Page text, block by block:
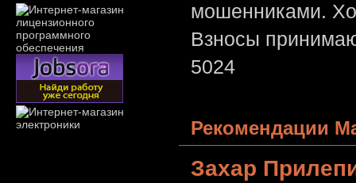
мошенниками.
Взносы
5024
Рекомендации
Захар